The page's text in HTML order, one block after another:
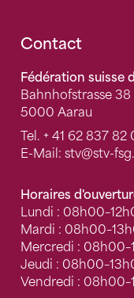
Fusszeile
Contact
Fédération suisse
Bahnhofstrasse 38
5000 Aarau
Tel. + 41 62 837 82
E-Mail: stv@stv-
Horaires
Lundi :
Mardi :
Mercredi :
Jeudi :
Vendredi :